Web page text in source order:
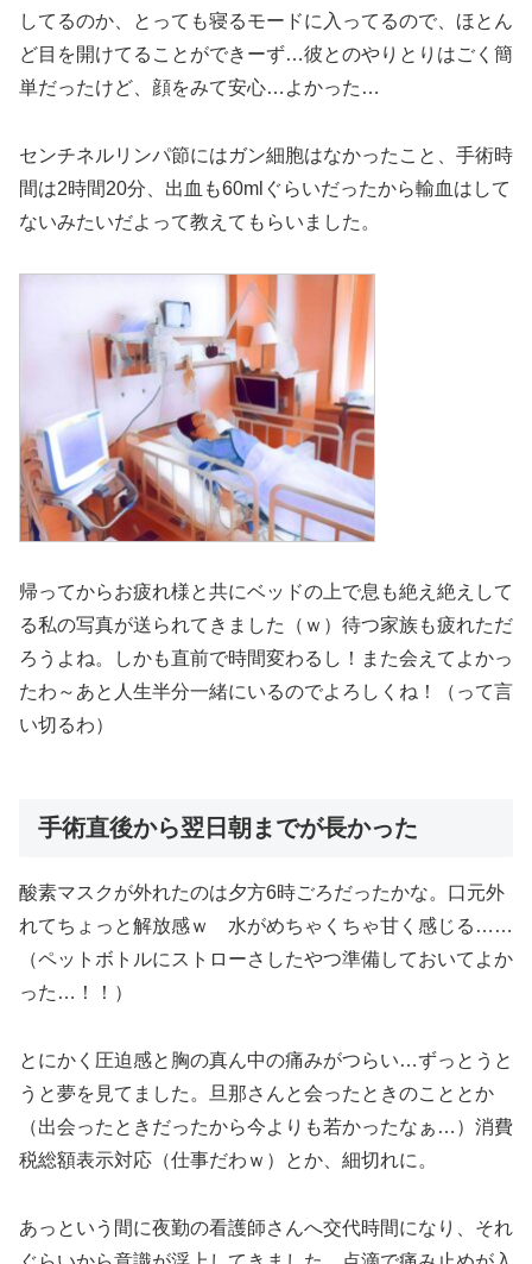
してるのか、とっても寝るモードに入ってるので、ほとん
ど目を開けてることができーず…彼とのやりとりはごく簡
単だったけど、顔をみて安心…よかった…
センチネルリンパ節にはガン細胞はなかったこと、手術時
間は2時間20分、出血も60mlぐらいだったから輸血はして
ないみたいだよって教えてもらいました。
帰ってからお疲れ様と共にベッドの上で息も絶え絶えして
る私の写真が送られてきました（ｗ）待つ家族も疲れただ
ろうよね。しかも直前で時間変わるし！また会えてよかっ
たわ～あと人生半分一緒にいるのでよろしくね！（って言
い切るわ）
手術直後から翌日朝までが長かった
酸素マスクが外れたのは夕方6時ごろだったかな。口元外
れてちょっと解放感ｗ 水がめちゃくちゃ甘く感じる……
（ペットボトルにストローさしたやつ準備しておいてよか
った…！！）
とにかく圧迫感と胸の真ん中の痛みがつらい…ずっとうと
うと夢を見てました。旦那さんと会ったときのこととか
（出会ったときだったから今よりも若かったなぁ…）消費
税総額表示対応（仕事だわｗ）とか、細切れに。
あっという間に夜勤の看護師さんへ交代時間になり、それ